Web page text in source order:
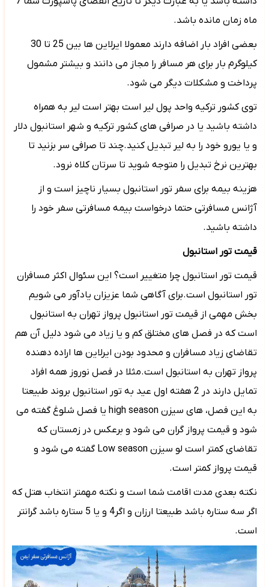
ماه زمان مانده باشد.
بعضی افراد بار اضافه دارند معمولا ایرلاین ها بین 25 تا 30
کیلوگرم بار برای هر مسافر را مجاز می دانند و بیشتر مشمول
پرداخت و مشکلات دیگر می شود.
توی کشور ترکیه واحد پول لیر است بهتر است لیر به همراه
داشته باشید یا در صرافی های کشور ترکیه و شهر استانبول دلار
و یا یورو خود را به لیر تبدیل کنید.چند تا صرافی سر بزنید تا
بهترین نرخ تبدیل را متوجه شوید تا سرتان کلاه نرود.
هزینه بیمه برای سفر تور استانبول بسیار ناچیز است و از
آژانس مسافرتی حتما درخواست بیمه مسافرتی سفر خود را
داشته باشید.
قیمت تور استانبول
قیمت تور استانبول چرا متغییر است؟ این سئوال اکثر مسافران
تور استانبول است.برای آگاهی شما عزیزان یادآور می شویم
بخش مهمی از قیمت تور استانبول پرواز تهران به استانبول
است که در فصل های مختلق کم و یا زیاد می شود دلیل آن هم
تقاضای زیاد مسافران و محدود بودن ایرلاین ها اراده دهنده
پرواز تهران به استانبول است.مثلا در فصل نوروز همه افراد
تمایل دارند در 2 هفته اول عید به تور استانبول بروند طبیعتا
به این فصل، های سیزنhigh season یا فصل شلوغ گفته می
شود و قیمت پرواز گران می شود و برعکس در زمستان که
تقاضای کمتر است لو سیزنLow season گفته می شود و
قیمت پرواز کمتر است.
نکته بعدی مدت اقامت شما است و نکته مهمتر انتخاب هتل که
اگر سه ستاره باشد طبیعتا ارزان و اگر4 و یا 5 ستاره باشد گرانتر
است.